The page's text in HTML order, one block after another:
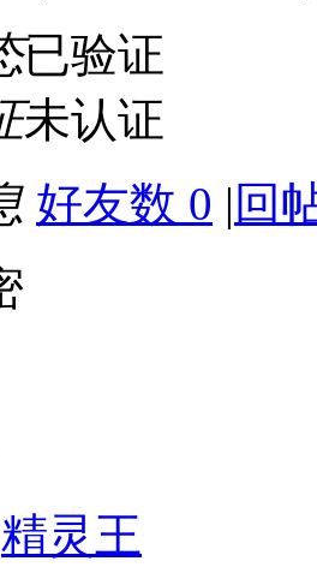
已验证
未认证
好友数 0 | 回
精灵王